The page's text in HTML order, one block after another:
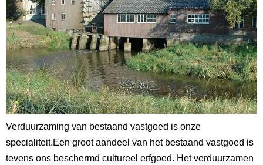
Verduurzaming van bestaand vastgoed is onze
specialiteit.Een groot aandeel van het bestaand vastgoed is
tevens ons beschermd cultureel erfgoed. Het verduurzamen